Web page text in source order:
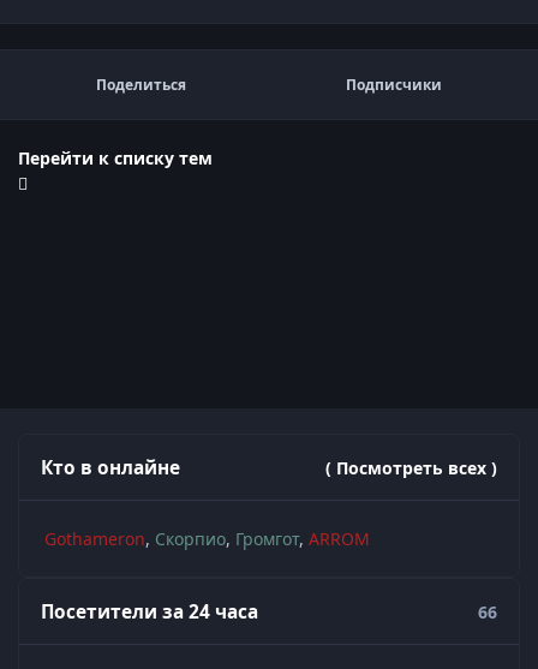
Поделиться Подписчики
Перейти к списку тем
Кто в онлайне ( Посмотреть всех )
Gothameron Скорпио Громгот ARROM
Посетители за 24 часа 66